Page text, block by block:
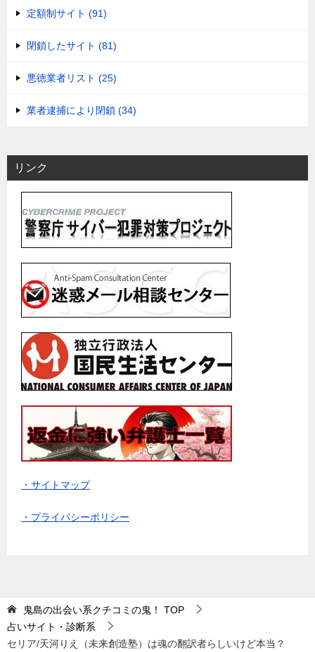
定額制サイト (91)
閉鎖したサイト (81)
悪徳業者リスト (25)
業者逮捕により閉鎖 (34)
リンク
・サイトマップ
・プライバシーポリシー
鬼島の出会い系クチコミの鬼！
TOP
占いサイト・診断系
セリア/天河りえ（未来創造塾）は魂の翻訳者らしいけど本当？